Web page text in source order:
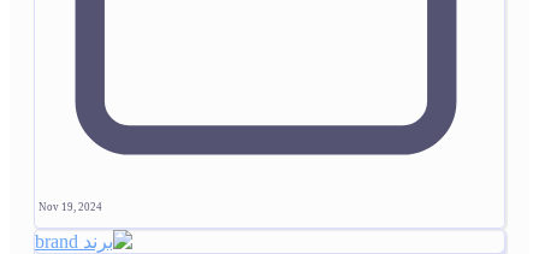
Nov 19, 2024